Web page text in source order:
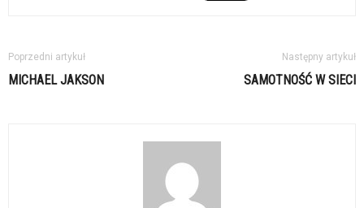
Poprzedni artykuł
MICHAEL JAKSON
Następny artykuł
SAMOTNOŚĆ W SIECI